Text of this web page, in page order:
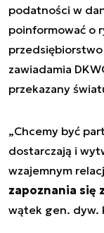
podatności w
poinformować o
zawiadamia
przekazany
„Chcemy być
dostarczają i
wzajemnym
zapoznania się
wątek gen. dyw.